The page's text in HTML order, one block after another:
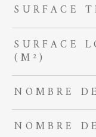
SURFACE
SURFACE
(M²)
NOMBRE
NOMBRE